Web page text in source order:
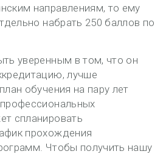
направлениям, то ему
набрать 250 баллов по
уверенным в том, что он
лучше
обучения на пару лет
спланировать
прохождения
Чтобы получить нашу